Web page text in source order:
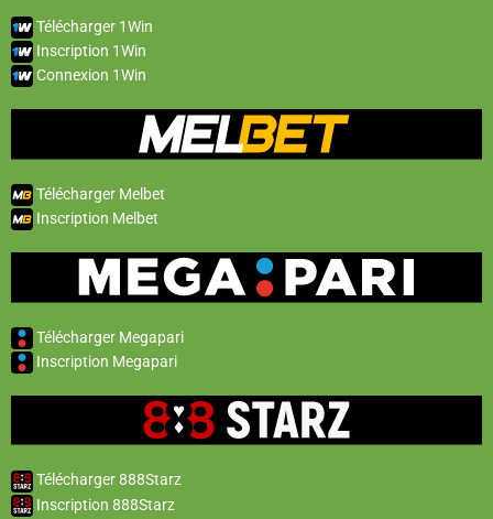
Télécharger 1Win
Inscription 1Win
Connexion 1Win
Télécharger Melbet
Inscription Melbet
Télécharger Megapari
Inscription Megapari
Télécharger 888Starz
Inscription 888Starz